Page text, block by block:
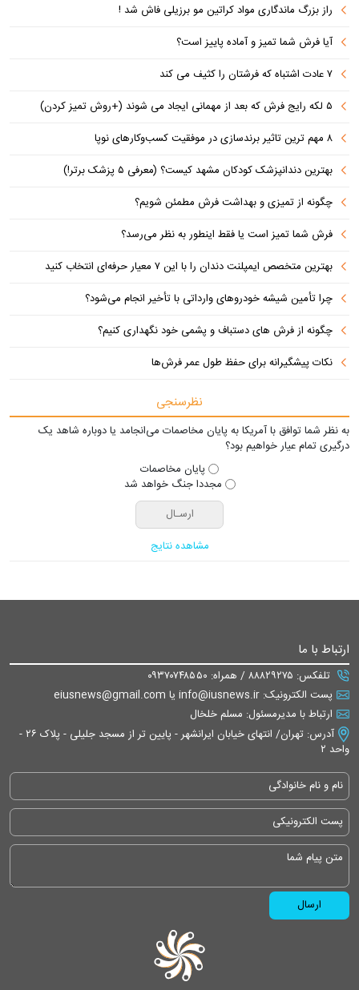
راز بزرگ ماندگاری مواد کراتین مو برزیلی فاش شد !
آیا فرش شما تمیز و آماده پاییز است؟
۷ عادت اشتباه که فرشتان را کثیف می کند
۵ لکه رایج فرش که بعد از مهمانی ایجاد می شوند (+روش تمیز کردن)
۸ مهم ترین تاثیر برندسازی در موفقیت کسب‌وکارهای نوپا
بهترین دندانپزشک کودکان مشهد کیست؟ (معرفی ۵ پزشک برتر!)
چگونه از تمیزی و بهداشت فرش مطمئن شویم؟
فرش شما تمیز است یا فقط اینطور به نظر می‌رسد؟
بهترین متخصص ایمپلنت دندان را با این ۷ معیار حرفه‌ای انتخاب کنید
چرا تأمین شیشه خودروهای وارداتی با تأخیر انجام می‌شود؟
چگونه از فرش های دستباف و پشمی خود نگهداری کنیم؟
نکات پیشگیرانه برای حفظ طول عمر فرش‌ها
نظرسنجی
به نظر شما توافق با آمریکا به پایان مخاصمات می‌انجامد یا دوباره شاهد یک
درگیری تمام عیار خواهیم بود؟
پایان مخاصمات
مجددا جنگ خواهد شد
مشاهده نتایج
ارتباط با ما
تلفکس: ۸۸۸۲۹۲۷۵ / همراه: ۰۹۳۷۰۷۴۸۵۵۰
پست الکترونیک: info@iusnews.ir یا eiusnews@gmail.com
ارتباط با مدیرمسئول: مسلم خلخال
آدرس: تهران/ انتهای خیابان ایرانشهر - پایین تر از مسجد جلیلی - پلاک ۲۶ -
واحد ۲